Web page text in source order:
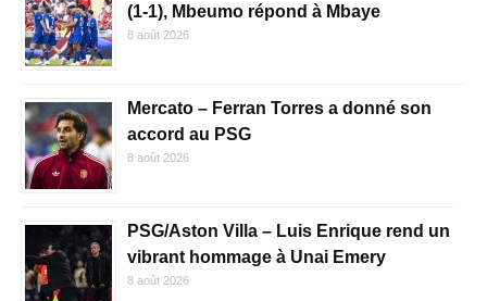
(1-1), Mbeumo répond à Mbaye
8 août 2026
Mercato – Ferran Torres a donné son
accord au PSG
8 août 2026
PSG/Aston Villa – Luis Enrique rend un
vibrant hommage à Unai Emery
8 août 2026